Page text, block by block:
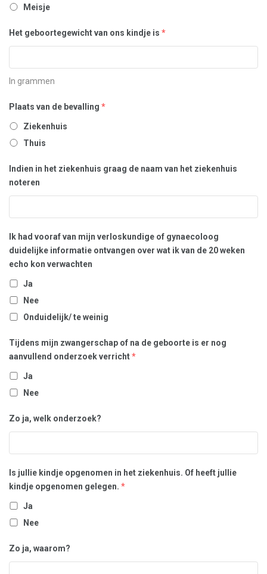
Meisje
Het geboortegewicht van ons kindje is *
In grammen
Plaats van de bevalling *
Ziekenhuis
Thuis
Indien in het ziekenhuis graag de naam van het ziekenhuis
noteren
Ik had vooraf van mijn verloskundige of gynaecoloog
duidelijke informatie ontvangen over wat ik van de 20 weken
echo kon verwachten
Ja
Nee
Onduidelijk/ te weinig
Tijdens mijn zwangerschap of na de geboorte is er nog
aanvullend onderzoek verricht*
Ja
Nee
Zo ja, welk onderzoek?
Is jullie kindje opgenomen in het ziekenhuis. Of heeft jullie
kindje opgenomen gelegen. *
Ja
Nee
Zo ja, waarom?